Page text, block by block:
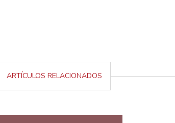
ARTÍCULOS RELACIONADOS